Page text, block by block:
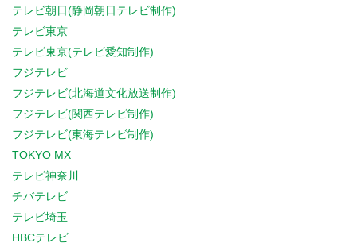
テレビ朝日(静岡朝日テレビ制作)
テレビ東京
テレビ東京(テレビ愛知制作)
フジテレビ
フジテレビ(北海道文化放送制作)
フジテレビ(関西テレビ制作)
フジテレビ(東海テレビ制作)
TOKYO MX
テレビ神奈川
チバテレビ
テレビ埼玉
HBCテレビ